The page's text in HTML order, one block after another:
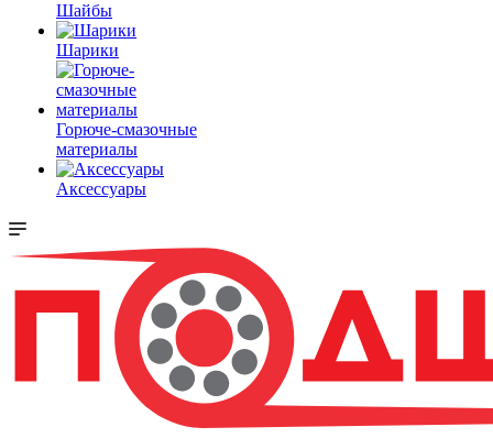
Шайбы
Шарики
Горюче-смазочные
материалы
Аксессуары